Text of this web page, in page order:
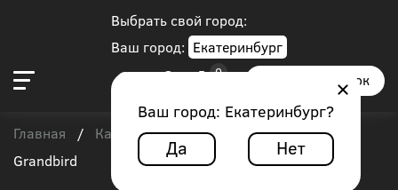
Выбрать свой город:
Ваш город: Екатеринбург
Ваш город: Екатеринбург?
Да Нет
Заказать звонок
Главная / Каталог чехлов / Автобус / KIA
Grandbird